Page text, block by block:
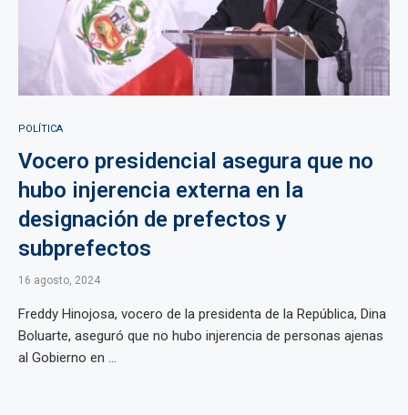
POLÍTICA
Vocero presidencial asegura que no
hubo injerencia externa en la
designación de prefectos y
subprefectos
16 agosto, 2024
Freddy Hinojosa, vocero de la presidenta de la República, Dina
Boluarte, aseguró que no hubo injerencia de personas ajenas
al Gobierno en ...